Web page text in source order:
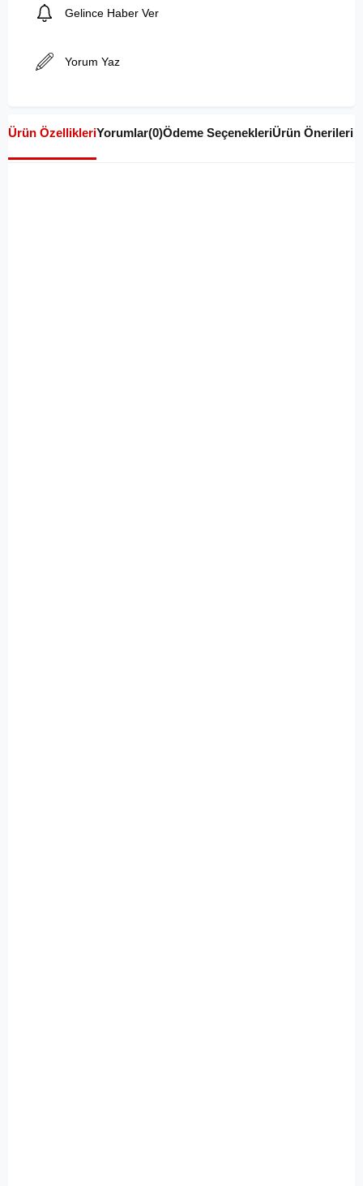
Gelince Haber Ver
Yorum Yaz
Ürün ÖzellikleriYorumlar(0)Ödeme SeçenekleriÜrün Önerileri